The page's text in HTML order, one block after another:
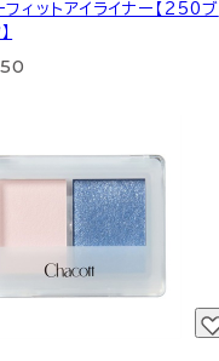
フィットアイライナー【250ブ